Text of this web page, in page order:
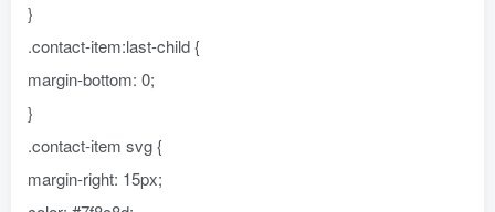
}
.contact-item:last-child {
margin-bottom: 0;
}
.contact-item svg {
margin-right: 15px;